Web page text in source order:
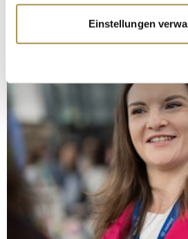
Informationen über Ihre
erfassen, welche bis auf
bestimmten Merkmalen
Erfahren Sie mehr darüber, wie
verarbeitet werden, und legen Sie
Abschnitt Einzelheitenfest.
Wir verwenden Cookies, um
personalisieren, Funktionen für
zu können und die Zugriffe auf
analysieren. Außerdem geben wir
Einstellungen